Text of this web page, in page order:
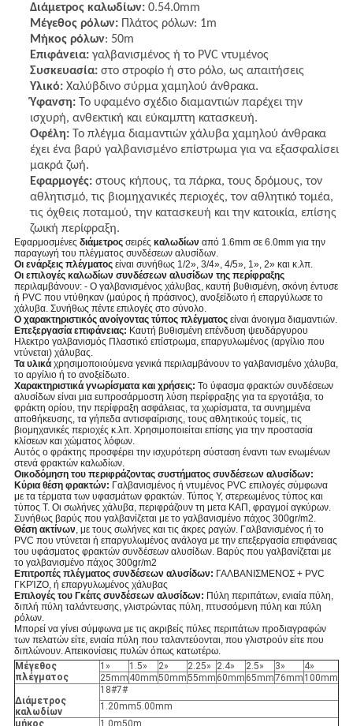
Διάμετρος καλωδίων:0.54.0mm
Μέγεθος ρόλων:Πλάτος ρόλων: 1m
Μήκος ρόλων: 50m
Επιφάνεια:γαλβανισμένος ή το PVC ντυμένος
Συσκευασία:στο στροφίο ή στο ρόλο, ως απαιτήσεις
Υλικό:Χαλύβδινο σύρμα χαμηλού άνθρακα.
Ύφανση:Το υφαμένο σχέδιο διαμαντιών παρέχει την
ισχυρή, ανθεκτική και εύκαμπτη κατασκευή.
Οφέλη:Το πλέγμα διαμαντιών χάλυβα χαμηλού άνθρακα
έχει ένα βαρύ γαλβανισμένο επίστρωμα για να εξασφαλίσει
μακρά ζωή.
Εφαρμογές:στους κήπους, τα πάρκα, τους δρόμους, τον
αθλητισμό, τις βιομηχανικές περιοχές, τον αθλητικό τομέα,
τις όχθεις ποταμού, την κατασκευή και την κατοικία, επίσης
ζωική περίφραξη.
Εφαρμοσμένες διάμετροςσειρές καλωδίωναπό 1.6mm σε 6.0mm για την
παραγωγή του πλέγματος συνδέσεων αλυσίδων.
Οι ενάρξεις πλέγματοςείναι συνήθως 1/2», 3/4», 4/5», 1», 2» και κ.λπ.
Οι επιλογές καλωδίων συνδέσεων αλυσίδων της περίφραξης
περιλαμβάνουν: - Ο γαλβανισμένος χάλυβας, καυτή βυθισμένη, σκόνη έντυσε
ή PVC που ντύθηκαν (μαύρος ή πράσινος), ανοξείδωτο ή επαργύλωσε το
χάλυβα. Συνήθως πέντε επιλογές στο σύνολο.
Ο χαρακτηριστικός ανοίγοντας τύπος πλέγματοςείναι άνοιγμα διαμαντιών.
Επεξεργασία επιφάνειας: Καυτή βυθισμένη επένδυση ψευδάργυρου
Ηλεκτρο γαλβανισμός Πλαστικό επίστρωμα, επαργυλωμένος (αργίλιο που
ντύνεται) χάλυβας.
Τα υλικάχρησιμοποιούμενα γενικά περιλαμβάνουν το γαλβανισμένο χάλυβα,
το αργίλιο ή το ανοξείδωτο.
Χαρακτηριστικά γνωρίσματα και χρήσεις: Το ύφασμα φρακτών συνδέσεων
αλυσίδων είναι μια ευπροσάρμοστη λύση περίφραξης για τα εργοτάξια, το
φράκτη ορίου, την περίφραξη ασφάλειας, τα χωρίσματα, τα συνημμένα
αποθήκευσης, τα γήπεδα αντισφαίρισης, τους αθλητικούς τομείς, τις
βιομηχανικές περιοχές κ.λπ. Χρησιμοποιείται επίσης για την προστασία
κλίσεων και χώματος λόφων.
Αυτός ο φράκτης προσφέρει την ισχυρότερη σύσταση έναντι των ενωμένων
στενά φρακτών καλωδίων.
Οικοδόμηση του περιφράζοντας συστήματος συνδέσεων αλυσίδων:
Κύρια θέση φρακτών: Γαλβανισμένος ή ντυμένος PVC επιλογές σύμφωνα
με τα τέρματα των υφασμάτων φρακτών. Τύπος Υ, στερεωμένος τύπος και
τύπος Τ. Οι σωλήνες χάλυβα, περιφράζουν τη μετα ΚΑΠ, φραγμοί αγκύρων.
Συνήθως βαρύς που γαλβανίζεται με το γαλβανισμένο πάχος 300gr/m2.
Θέση ακτίνων, με τους σωλήνες και τις άκρες ραγών. Γαλβανισμένος ή το
PVC που ντύνεται ή επαργυλωμένος ανάλογα με την επεξεργασία επιφάνειας
του υφάσματος φρακτών συνδέσεων αλυσίδων. Βαρύς που γαλβανίζεται με
το γαλβανισμένο πάχος 300gr/m2
Επιτροπές πλέγματος συνδέσεων αλυσίδων: ΓΑΛΒΑΝΙΣΜΕΝΟΣ + PVC
ΓΚΡΊΖΟ, ή επαργυλωμένος χάλυβας
Επιλογές του Γκέιτς συνδέσεων αλυσίδων: Πύλη περιπάτων, ενιαία πύλη,
διπλή πύλη ταλάντευσης, γλιστρώντας πύλη, πτυσσόμενη πύλη και πύλη
ρόλων.
Μπορεί να γίνει σύμφωνα με τις ακριβείς πύλες περιπάτων προδιαγραφών
των πελατών είτε, ενιαία πύλη που ταλαντεύονται, που γλιστρούν είτε που
διπλώνουν. Απεικονίσεις πυλών όπως κατωτέρω.
Μέγεθος
πλέγματος
1» 1.5» 2» 2.25» 2.4» 2.5» 3»
4»
25mm 40mm50mm55mm 60mm 65mm76mm 100mm
Διάμετρος
καλωδίων
18#7#
1.20mm5.00mm